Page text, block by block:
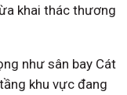
khai thác thương
như sân bay Cát
khu vực đang